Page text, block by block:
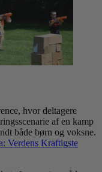
hvor deltagere
af en kamp
både børn og voksne.
Verdens Kraftigste